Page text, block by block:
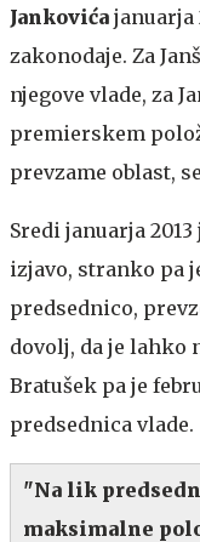
Jankovića januarja
zakonodaje. Za
njegove vlade, za
premierskem
prevzame oblast,
Sredi januarja
izjavo, stranko pa
predsednico,
dovolj, da je lahko
Bratušek pa je
predsednica vlade.
"Na lik
maksimalne